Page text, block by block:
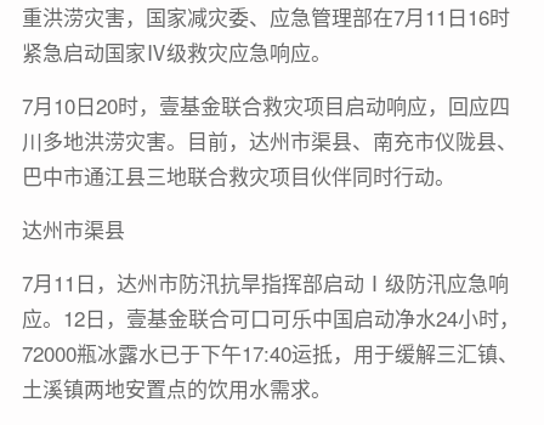
重洪涝灾害，国家减灾委、应急管理部在7月11日16时
紧急启动国家Ⅳ级救灾应急响应。
7月10日20时，壹基金联合救灾项目启动响应，回应四
川多地洪涝灾害。目前，达州市渠县、南充市仪陇县、
巴中市通江县三地联合救灾项目伙伴同时行动。
达州市渠县
7月11日，达州市防汛抗旱指挥部启动Ⅰ级防汛应急响
应。12日，壹基金联合可口可乐中国启动净水24小时，
72000瓶冰露水已于下午17:40运抵，用于缓解三汇镇、
土溪镇两地安置点的饮用水需求。